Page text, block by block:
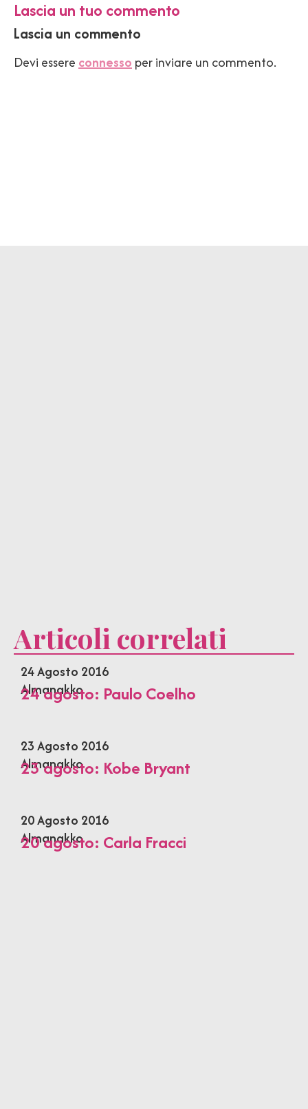
Lascia un tuo commento
Lascia un commento
Devi essere connesso per inviare un commento.
Articoli correlati
24 Agosto 2016
Almanakko
24 agosto: Paulo Coelho
23 Agosto 2016
Almanakko
23 agosto: Kobe Bryant
20 Agosto 2016
Almanakko
20 agosto: Carla Fracci